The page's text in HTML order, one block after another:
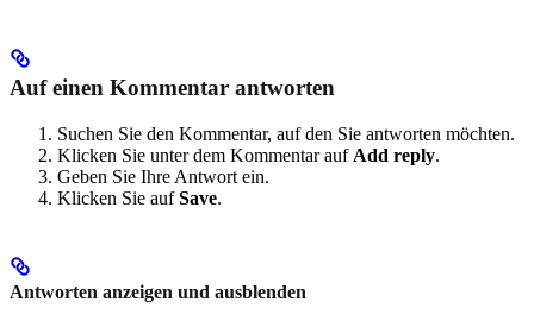
Auf einen Kommentar antworten
Suchen Sie den Kommentar, auf den Sie antworten möchten.
Klicken Sie unter dem Kommentar auf Add reply.
Geben Sie Ihre Antwort ein.
Klicken Sie aufSave.
Antworten anzeigen und ausblenden